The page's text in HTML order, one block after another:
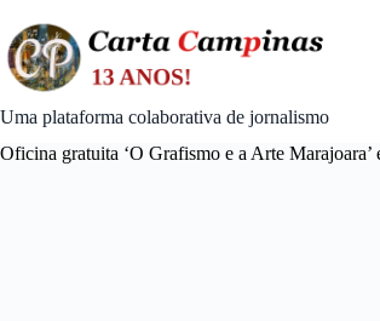
content
Uma plataforma colaborativa de jornalismo
Oficina gratuita ‘O Grafismo e a Arte Marajoara’